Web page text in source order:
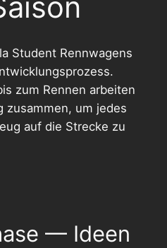
Student Rennwagens
zum Rennen arbeiten
zusammen, um jedes
auf die Strecke zu
— Ideen